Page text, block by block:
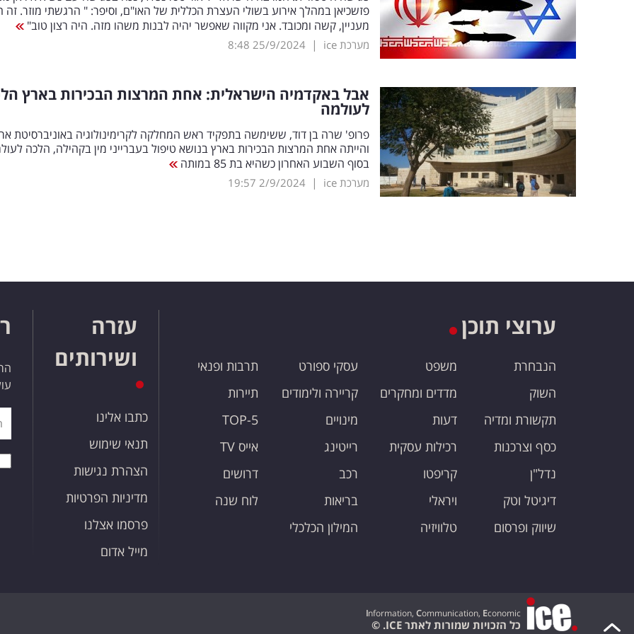
פזשכיאן במהלך אירוע בשולי העצרת הכללית של האו"ם, וסיפר: " הרגשתי מוזר. זה
מעניין, קשה ומכובד. אני מקווה שאפשר יהיה לבנות משהו מזה. היה רצון טוב"
מערכת ice |
25/9/2024
8:48
אבל באקדמיה הישראלית: אחת המרצות הבכירות בארץ
לעולמה
פרופ' שרה בן דוד, ששימשה בתפקיד ראש המחלקה לקרימינולוגיה באוניברסיטת
והייתה אחת המרצות הבכירות בארץ בנושא טיפול בעברייני מין בקהילה, הלכה
בסוף השבוע האחרון כשהיא בת 85 במותה
מערכת ice |
2/9/2024
19:57
ערוצי תוכן
הנבחרת
השוק
תקשורת ומדיה
כסף וצרכנות
נדל"ן
דיגיטל וטק
שיווק ופרסום
משפט
מדדים ומחקרים
דעות
רכילות עסקית
קריפטו
ויראלי
טלוויזיה
עסקי ספורט
קריירה ולימודים
מינויים
רייטינג
רכב
בריאות
המילון הכלכלי
תרבות ופנאי
תיירות
TOP-5
אייס TV
דרושים
לוח שנה
עזרה
ושירותים
כתבו אלינו
תנאי שימוש
הצהרת נגישות
מדיניות הפרטיות
פרסמו אצלנו
מייל אדום
Information, Communication, Economic
כל הזכויות שמורות לאתר ICE. ©